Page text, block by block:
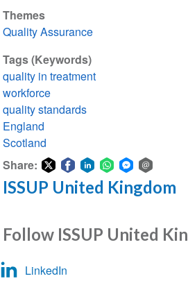
Themes
Quality Assurance
Tags (Keywords)
quality in treatment
workforce
quality standards
England
Scotland
Share:
ShareShareShareShareShare
Messenger
Share
ISSUP United Kingdom
Follow ISSUP United
LinkedIn